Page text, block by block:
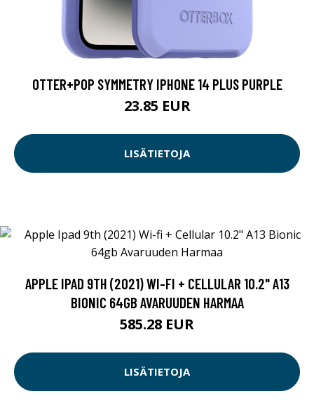
OTTER+POP SYMMETRY IPHONE 14 PLUS PURPLE
23.85 EUR
LISÄTIETOJA
APPLE IPAD 9TH (2021) WI-FI + CELLULAR 10.2" A13
BIONIC 64GB AVARUUDEN HARMAA
585.28 EUR
LISÄTIETOJA